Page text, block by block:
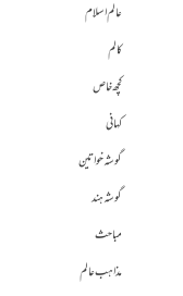
عالم اسلام
کالم
کچھ خاص
کہانی
گوشہ خواتین
گوشہ ہند
مباحث
مذاہب عالم